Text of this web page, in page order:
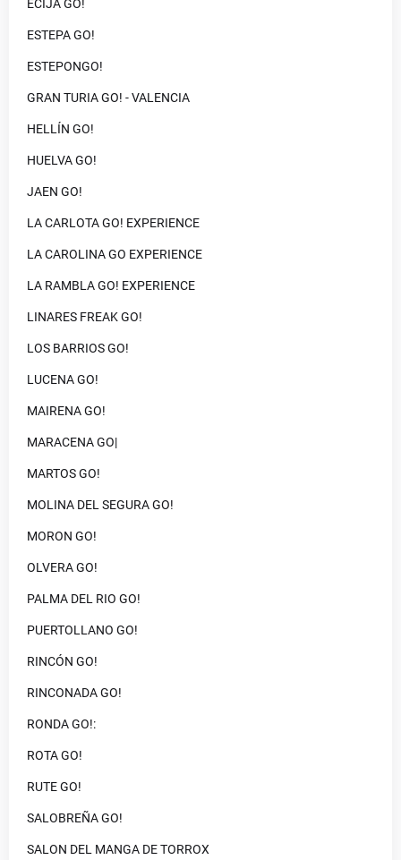
ECIJA GO!
ESTEPA GO!
ESTEPONGO!
GRAN TURIA GO! - VALENCIA
HELLÍN GO!
HUELVA GO!
JAEN GO!
LA CARLOTA GO! EXPERIENCE
LA CAROLINA GO EXPERIENCE
LA RAMBLA GO! EXPERIENCE
LINARES FREAK GO!
LOS BARRIOS GO!
LUCENA GO!
MAIRENA GO!
MARACENA GO|
MARTOS GO!
MOLINA DEL SEGURA GO!
MORON GO!
OLVERA GO!
PALMA DEL RIO GO!
PUERTOLLANO GO!
RINCÓN GO!
RINCONADA GO!
RONDA GO!:
ROTA GO!
RUTE GO!
SALOBREÑA GO!
SALON DEL MANGA DE TORROX